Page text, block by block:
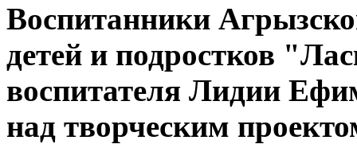
Воспитанники
детей и подростков
воспитателя Лидии
над творческим